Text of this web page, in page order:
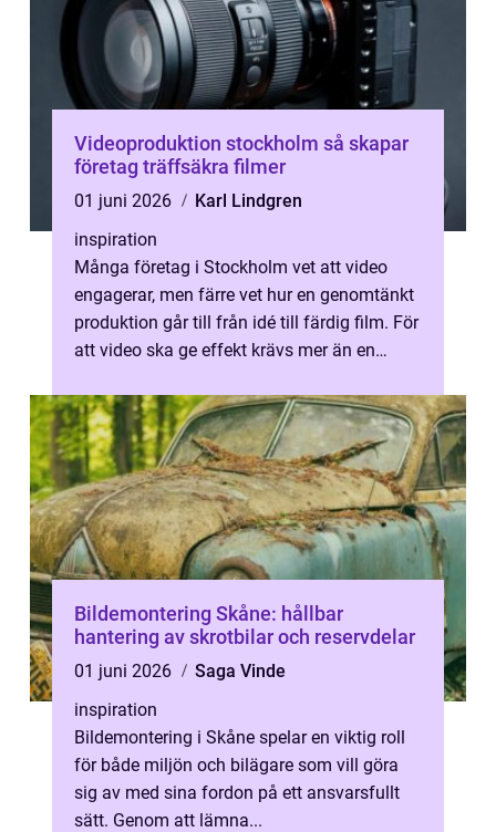
Videoproduktion stockholm så skapar
företag träffsäkra filmer
01 juni 2026
Karl Lindgren
inspiration
Många företag i Stockholm vet att video
engagerar, men färre vet hur en genomtänkt
produktion går till från idé till färdig film. För
att video ska ge effekt krävs mer än en
Bildemontering Skåne: hållbar
hantering av skrotbilar och reservdelar
01 juni 2026
Saga Vinde
inspiration
Bildemontering i Skåne spelar en viktig roll
för både miljön och bilägare som vill göra
sig av med sina fordon på ett ansvarsfullt
sätt. Genom att lämna...